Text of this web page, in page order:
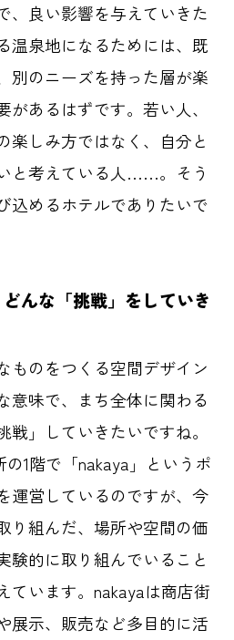
、良い影響を与えていきた
温泉地になるためには、既
別のニーズを持った層が楽
があるはずです。若い人、
楽しみ方ではなく、自分と
と考えている人……。そう
込めるホテルでありたいで
んな「挑戦」をしていき
ものをつくる空間デザイン
意味で、まち全体に関わる
戦」していきたいですね。
1階で「nakaya」というポ
運営しているのですが、今
り組んだ、場所や空間の価
験的に取り組んでいること
ています。nakayaは商店街
展示、販売など多目的に活